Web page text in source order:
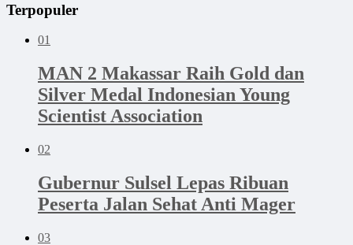
Terpopuler
01
MAN 2 Makassar Raih Gold dan
Silver Medal Indonesian Young
Scientist Association
02
Gubernur Sulsel Lepas Ribuan
Peserta Jalan Sehat Anti Mager
03